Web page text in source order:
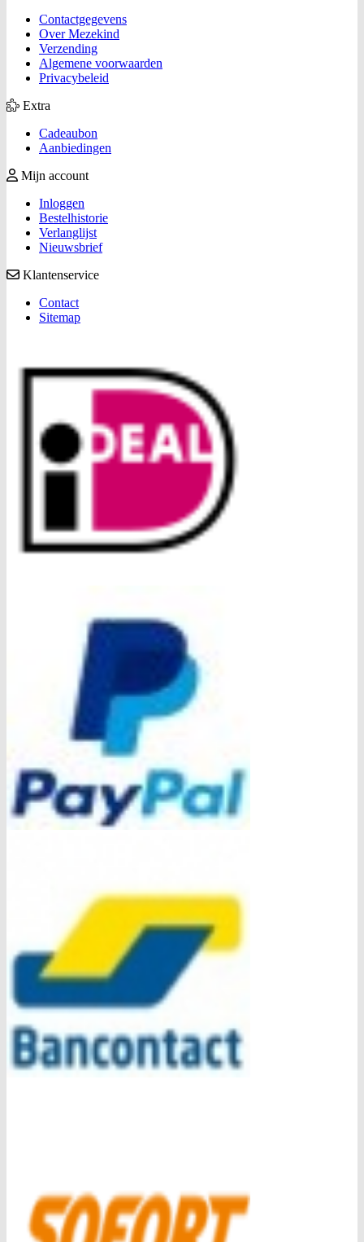
Contactgegevens
Over Mezekind
Verzending
Algemene voorwaarden
Privacybeleid
Extra
Cadeaubon
Aanbiedingen
Mijn account
Inloggen
Bestelhistorie
Verlanglijst
Nieuwsbrief
Klantenservice
Contact
Sitemap